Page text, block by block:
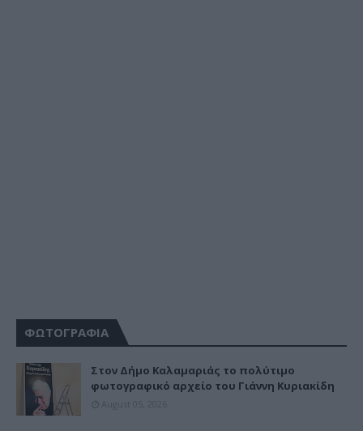
ΦΩΤΟΓΡΑΦΙΑ
Στον Δήμο Καλαμαριάς το πολύτιμο
φωτογραφικό αρχείο του Γιάννη Κυριακίδη